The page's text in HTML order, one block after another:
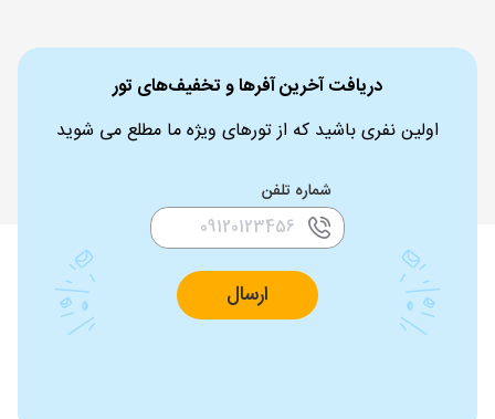
دریافت آخرین آفرها و تخفیف‌های تور
اولین نفری باشید که از تورهای ویژه ما مطلع می شوید
شماره تلفن
ارسال